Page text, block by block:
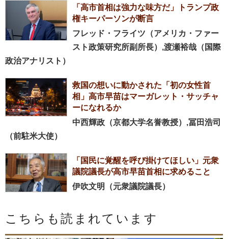
「高市首相は強力な味方だ」トランプ政
権キーパーソンが断言
フレッド・フライツ（アメリカ・ファー
スト政策研究所副所長）,渡瀬裕哉（国際
政治アナリスト）
救国の想いに動かされた「初の女性首
相」高市早苗はマーガレット・サッチャ
ーになれるか
中西輝政（京都大学名誉教授）,冨田浩司
（前駐米大使）
「国民に覚醒を呼び掛けてほしい」元衆
議院議長が高市早苗首相に求めること
伊吹文明（元衆議院議長）
こちらも読まれています